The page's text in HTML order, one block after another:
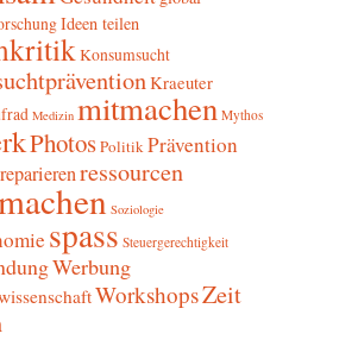
Ideen teilen
Konsumsucht
Kraeuter
Medizin mitmachen Mythos
PhotosPolitikPrävention
reparierenressourcen
Soziologie
spass Steuergerechtigkeit
Werbung
WorkshopsZeit